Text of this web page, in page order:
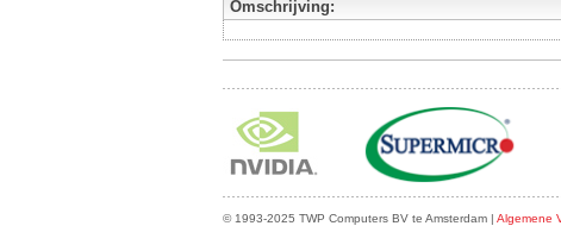
Omschrijving:
© 1993-2025 TWP Computers BV te Amsterdam | Algemene